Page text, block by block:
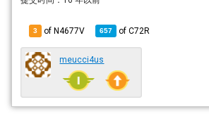
3 of N4677V 657 ofC72R
meucci4us